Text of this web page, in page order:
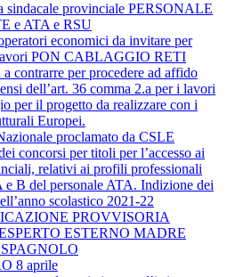
sindacale provinciale PERSONALE
e ATA e RSU
economici da invitare per
PON CABLAGGIO RETI
contrarre per procedere ad affido
dell’art. 36 comma 2.a per i lavori
per il progetto da realizzare con i
Europei.
proclamato da CSLE
concorsi per titoli per l’accesso ai
relativi ai profili professionali
e B del personale ATA. Indizione dei
scolastico 2021-22
PROVVISORIA
ESTERNO MADRE
8 aprile